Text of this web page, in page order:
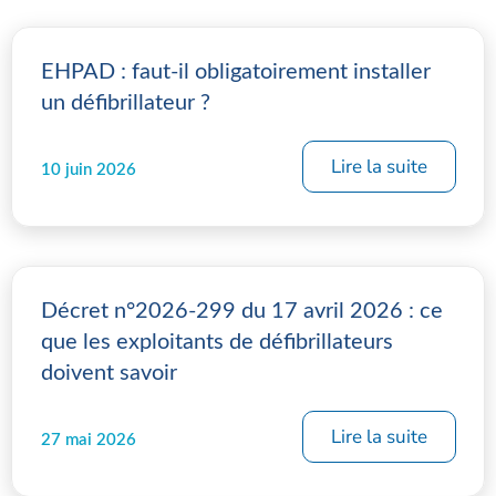
EHPAD : faut-il obligatoirement installer
un défibrillateur ?
10 juin 2026 Lire la suite
Décret n°2026-299 du 17 avril 2026 : ce
que les exploitants de défibrillateurs
doivent savoir
27 mai 2026 Lire la suite